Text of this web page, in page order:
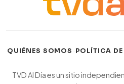
QUIÉNES SOMOS ·POLÍTICA
TVD Al Día es un sitio